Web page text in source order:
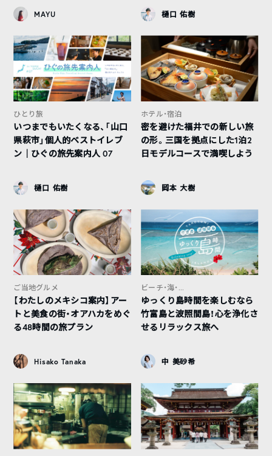
MAYU 樋口 佑樹
ひとり旅
いつまでもいたくなる、「山口
県萩市」個人的ベストイレブ
ン｜ひぐの旅先案内人 07
樋口 佑樹
ホテル・宿泊
密を避けた福井での新しい旅
の形。三国を拠点にした1泊2
日モデルコースで満喫しよう
岡本 大樹
ご当地グルメ
【わたしのメキシコ案内】アー
トと美食の街・オアハカをめぐ
る48時間の旅プラン
Hisako Tanaka
ビーチ・海・...
ゆっくり島時間を楽しむなら
竹富島と波照間島！心を浄化さ
せるリラックス旅へ
中 美砂希